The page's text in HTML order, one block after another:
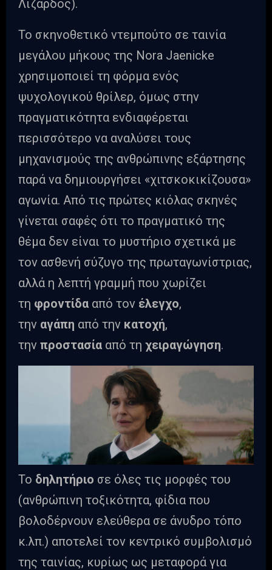
Λιζάρδος).
Το σκηνοθετικό ντεμπούτο σε ταινία
μεγάλου μήκους της Nora Jaenicke
χρησιμοποιεί τη φόρμα ενός
ψυχολογικού θρίλερ, όμως στην
πραγματικότητα ενδιαφέρεται
περισσότερο να αναλύσει τους
μηχανισμούς της ανθρώπινης εξάρτησης
παρά να δημιουργήσει «χιτσκοκικίζουσα»
αγωνία. Από τις πρώτες κιόλας σκηνές
γίνεται σαφές ότι το πραγματικό της
θέμα δεν είναι το μυστήριο σχετικά με
τον ασθενή σύζυγο της πρωταγωνίστριας,
αλλά η λεπτή γραμμή που χωρίζει
τη φροντίδα από τον έλεγχο,
την αγάπη από την κατοχή,
την προστασία από τη χειραγώγηση.
Το δηλητήριο σε όλες τις μορφές του
(ανθρώπινη τοξικότητα, φίδια που
βολοδέρνουν ελεύθερα σε άνυδρο τόπο
κ.λπ.) αποτελεί τον κεντρικό συμβολισμό
της ταινίας, κυρίως ως μεταφορά για